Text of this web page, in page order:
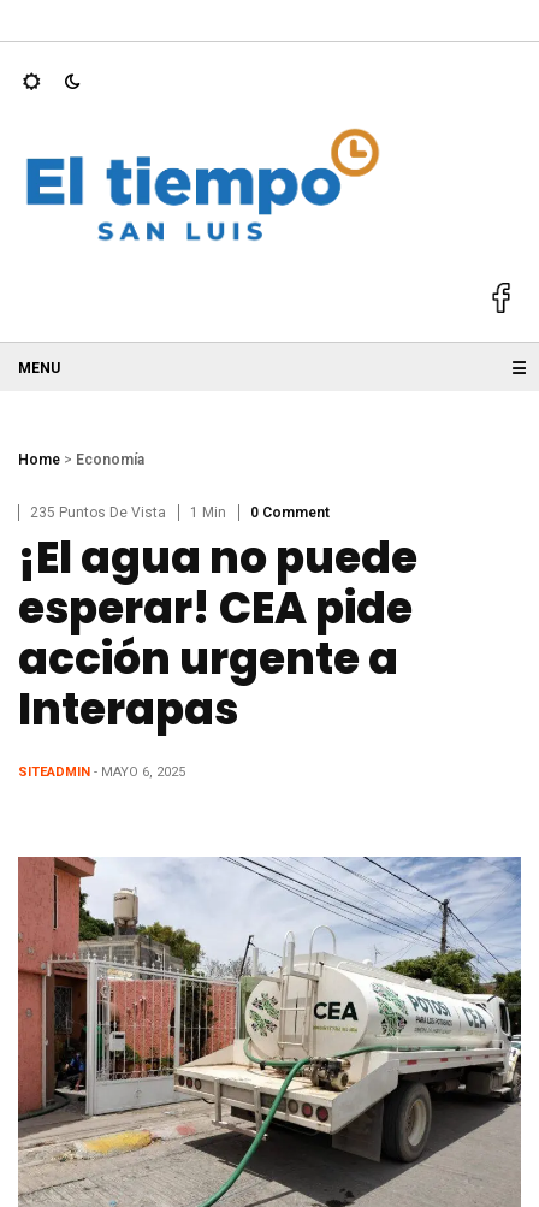
☰
Home > Economía
235 Puntos De Vista 1 Min 0 Comment
¡El agua no puede
esperar! CEA pide
acción urgente a
Interapas
SITEADMIN - MAYO 6, 2025